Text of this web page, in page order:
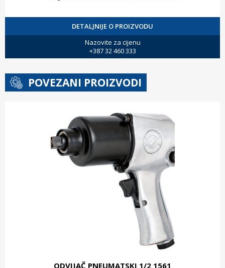
DETALJNIJE O PROIZVODU
Nazovite za cijenu
+387 32 460 333
POVEZANI PROIZVODI
ODVIJAČ PNEUMATSKI 1/2 1561